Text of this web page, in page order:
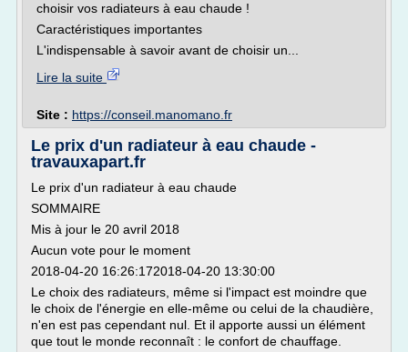
choisir vos radiateurs à eau chaude !
Caractéristiques importantes
L'indispensable à savoir avant de choisir un...
Lire la suite
Site : https://conseil.manomano.fr
Le prix d'un radiateur à eau chaude -
travauxapart.fr
Le prix d'un radiateur à eau chaude
SOMMAIRE
Mis à jour le 20 avril 2018
Aucun vote pour le moment
2018-04-20 16:26:172018-04-20 13:30:00
Le choix des radiateurs, même si l'impact est moindre que
le choix de l'énergie en elle-même ou celui de la chaudière,
n'en est pas cependant nul. Et il apporte aussi un élément
que tout le monde reconnaît : le confort de chauffage.